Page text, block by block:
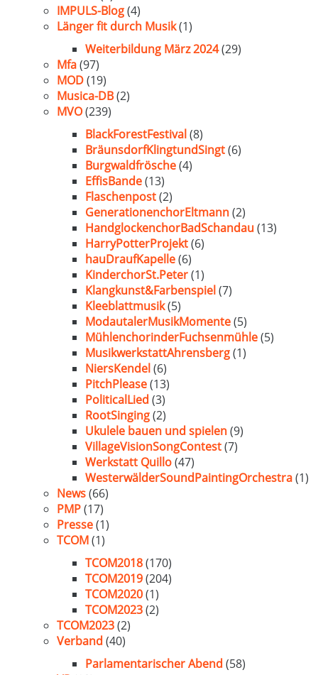
IMPULS-Blog(4)
Länger fit durch Musik(1)
Weiterbildung März 2024(29)
Mfa(97)
MOD(19)
Musica-DB(2)
MVO(239)
BlackForestFestival(8)
BräunsdorfKlingtundSingt(6)
Burgwaldfrösche(4)
EffisBande(13)
Flaschenpost(2)
GenerationenchorEltmann(2)
HandglockenchorBadSchandau(13)
HarryPotterProjekt(6)
hauDraufKapelle(6)
KinderchorSt.Peter(1)
Klangkunst&Farbenspiel(7)
Kleeblattmusik(5)
ModautalerMusikMomente(5)
MühlenchorinderFuchsenmühle(5)
MusikwerkstattAhrensberg(1)
NiersKendel(6)
PitchPlease(13)
PoliticalLied (3)
RootSinging(2)
Ukulele bauen und spielen(9)
VillageVisionSongContest(7)
Werkstatt Quillo(47)
WesterwälderSoundPaintingOrchestra(1)
News(66)
PMP(17)
Presse(1)
TCOM(1)
TCOM2018(170)
TCOM2019(204)
TCOM2020(1)
TCOM2023(2)
TCOM2023(2)
Verband (40)
Parlamentarischer Abend (58)